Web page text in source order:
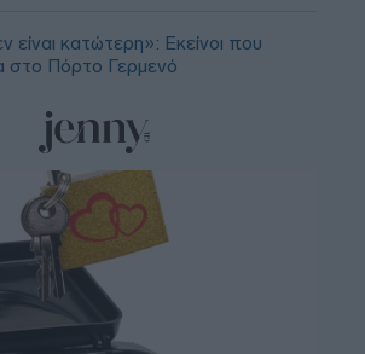
είναι κατώτερη»: Εκείνοι που
Πόρτο Γερμενό